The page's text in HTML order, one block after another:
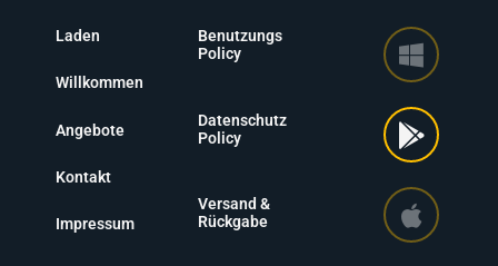
Laden
Willkommen
Angebote
Kontakt
Impressum
Benutzungs
Policy
Datenschutz
Policy
Versand &
Rückgabe